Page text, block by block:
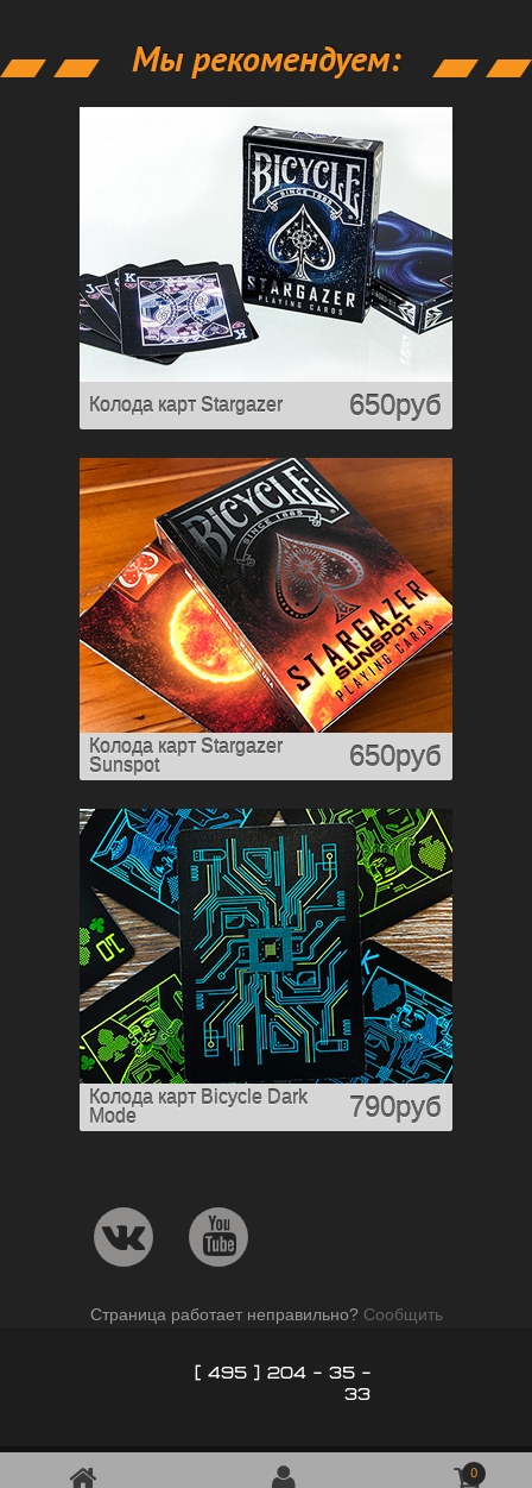
Мы рекомендуем:
Колода карт Stargazer 650руб
Колода карт Stargazer
Sunspot
650руб
Колода карт Bicycle Dark
Mode
790руб
Страница работает неправильно? Сообщить
[ 495 ] 204 - 35 -
33
0